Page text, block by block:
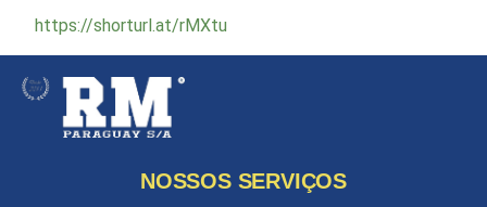
https://shorturl.at/rMXtu
NOSSOS SERVIÇOS